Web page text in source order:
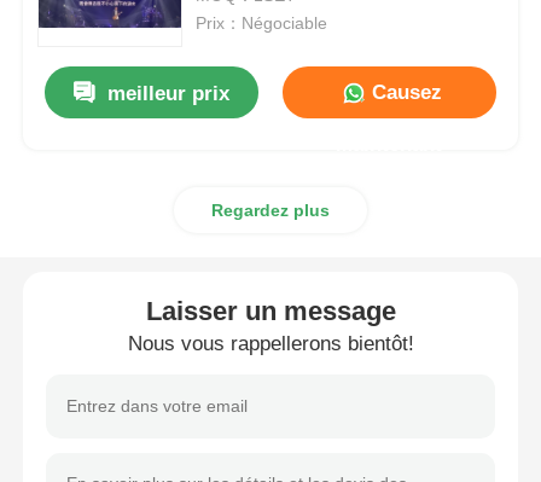
Demander un devis
écran d'affichage LED
Prix：Négociable
meilleur prix Causez
Regardez plus
Laisser un message
Nous vous rappellerons bientôt!